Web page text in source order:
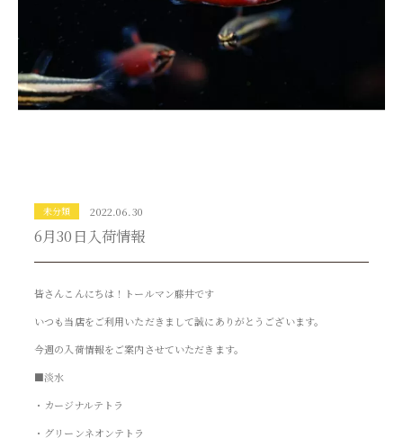
未分類 2022.06.30
6月30日入荷情報
皆さんこんにちは！トールマン藤井です
いつも当店をご利用いただきまして誠にありがとうございます。
今週の入荷情報をご案内させていただきます。
■淡水
・カージナルテトラ
・グリーンネオンテトラ